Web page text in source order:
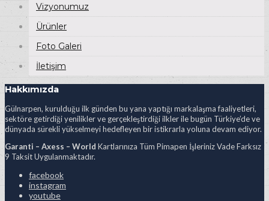
Vizyonumuz
Ürünler
Foto Galeri
İletişim
Hakkımızda
Gülnarpen, kurulduğu ilk günden bu yana yaptığı markalaşma faaliyetleri,
sektöre getirdiği yenilikler ve gerçekleştirdiği ilkler ile bugün Türkiye’de ve
dünyada sürekli yükselmeyi hedefleyen bir istikrarla yoluna devam ediyor.
Garanti – Axess – World Kartlarınıza Tüm Pimapen İşleriniz Vade Farksız
9 Taksit Uygulanmaktadır.
facebook
instagram
youtube